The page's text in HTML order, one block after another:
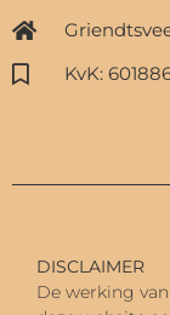
KvK:
DISCLAIMER
De werking